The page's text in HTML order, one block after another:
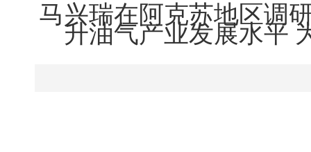
马兴瑞在阿克苏地区调
升油气产业发展水平